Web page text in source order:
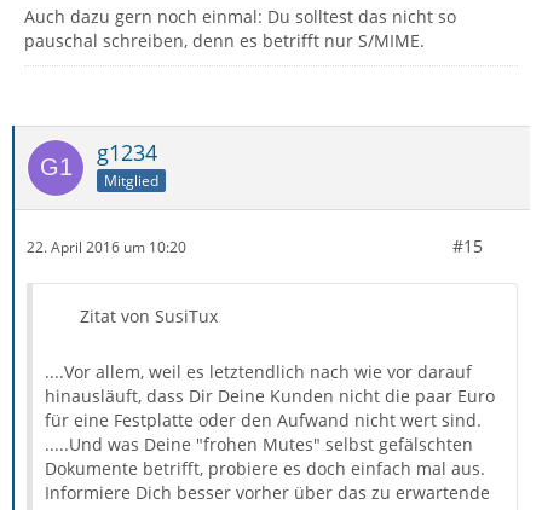
Auch dazu gern noch einmal: Du solltest das nicht so
pauschal schreiben, denn es betrifft nur S/MIME.
g1234
Mitglied
22. April 2016 um 10:20 #15
Zitat von SusiTux
....Vor allem, weil es letztendlich nach wie vor darauf
hinausläuft, dass Dir Deine Kunden nicht die paar Euro
für eine Festplatte oder den Aufwand nicht wert sind.
.....Und was Deine "frohen Mutes" selbst gefälschten
Dokumente betrifft, probiere es doch einfach mal aus.
Informiere Dich besser vorher über das zu erwartende